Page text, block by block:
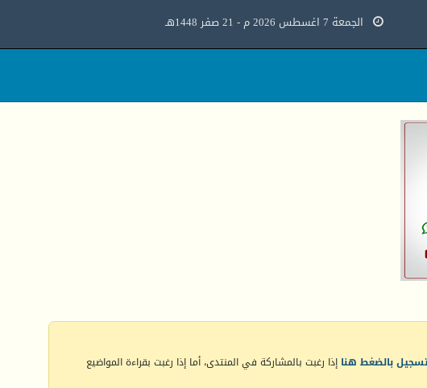
الجمعة 7 اغسطس 2026 م - 21 صفر 1448هـ
بالضغط هنا إذا رغبت بالمشاركة في المنتدى، أما إذا رغبت بقراءة المواضيع